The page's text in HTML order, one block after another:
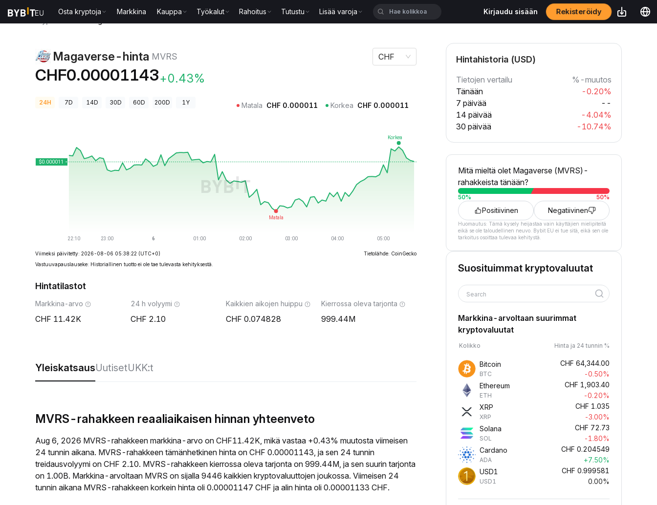
Osta kryptoja Markkina Kauppa Työkalut Rahoitus Tutustu Lisää varoja Kirjaudu sisään Rekisteröidy
Magaverse-hinta MVRS
CHF0.00001143+0.43%
CHF
24H 7D 14D 30D 60D 200D 1Y Matala CHF 0.000011 Korkea CHF 0.000011
Viimeksi päivitetty: 2026-08-06 05:38:22 (UTC+0)
Tietolähde: CoinGecko
Vastuuvapauslauseke: Historiallinen tuotto ei ole tae tulevasta kehityksestä.
Hintatilastot
Markkina-arvo
11.42K
24 h volyymi
2.10
Kaikkien aikojen huippu
0.074828
Kierrossa oleva tarjonta
999.44M
YleiskatsausUutisetUKK:t
MVRS-rahakkeen reaaliaikaisen hinnan yhteenveto
Aug 6, 2026 MVRS-rahakkeen markkina-arvo on CHF11.42K, mikä vastaa +0.43% muutosta viimeisen
24 tunnin aikana. MVRS-rahakkeen tämänhetkinen hinta on CHF 0.00001143, ja sen 24 tunnin
treidausvolyymi on CHF 2.10. MVRS-rahakkeen kierrossa oleva tarjonta on 999.44M, ja sen suurin tarjonta
on 1.00B. Markkina-arvoltaan MVRS on sijalla 9446 kaikkien kryptovaluuttojen joukossa. Viimeisen 24
tunnin aikana MVRS-rahakkeen korkein hinta oli 0.00001147 CHF ja alin hinta oli 0.00001133 CHF.
Hintahistoria (USD)
Tietojen vertailu
%-muutos
Tänään
-0.20%
7 päivää
--
14 päivää
-4.04%
30 päivää
-10.74%
Mitä mieltä olet Magaverse (MVRS)-
rahakkeista tänään?
50% 50%
Positiivinen Negatiivinen
Huomautus: Tämä kysely heijastaa vain käyttäjien mielipiteitä
eikä se ole taloudellinen neuvo. Bybit EU ei tue sitä, eikä sen ole
tarkoitus osoittaa tulevaa kehitystä.
Suosituimmat kryptovaluutat
Search
Markkina-arvoltaan suurimmat
kryptovaluutat
Kolikko Hinta ja 24 tunnin %
Bitcoin
BTC
CHF 64,344.00
-0.50%
Ethereum
ETH
CHF 1,903.40
-0.20%
XRP
XRP
CHF 1.035
-3.00%
Solana
SOL
CHF 72.73
-1.80%
Cardano
ADA
CHF 0.204549
+7.50%
USD1
USD1
CHF 0.999581
0.00%